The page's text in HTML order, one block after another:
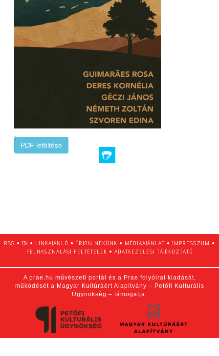
PDF letöltése
:
RSS • 1% • LINKAJÁNLÓ • ÍRJON NEKÜNK • MÉDIAAJÁNLAT • IMPRESSZUM •
FELHASZNÁLÁSI FELTÉTELEK • ADATKEZELÉSI TÁJÉKOZTATÓ
A prae.hu művészeti portál és a Prae folyóirat kiadását,
működését a Magyar Kultúráért Alapítvány – Petőfi Kulturális
Ügynökség – támogatja.